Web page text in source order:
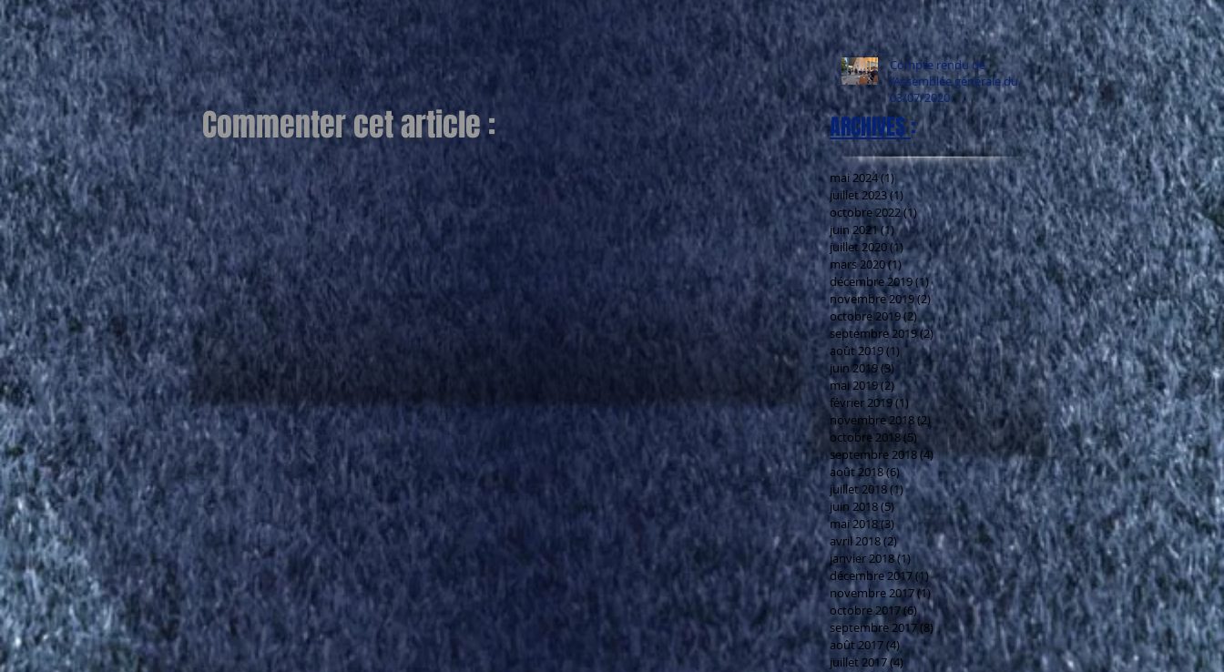
Commenter cet article :
Compte rendu de
l’Assemblée générale du
03/07/2020
mai 2024(1) 1 post
juillet 2023(1)1 post
octobre 2022(1)1 post
juin 2021(1)1 post
juillet 2020(1)1 post
mars 2020(1)1 post
décembre 2019(1)1 post
novembre 2019(2)2 posts
octobre 2019(2)2 posts
septembre 2019(2)2 posts
août 2019(1) 1 post
juin 2019(3) 3 posts
mai 2019(2)2 posts
février 2019(1)1 post
novembre 2018(2) 2 posts
octobre 2018(5)5 posts
septembre 2018(4)4 posts
août 2018(6)6 posts
juillet 2018(1)1 post
juin 2018(5)5 posts
mai 2018(3) 3 posts
avril 2018(2)2 posts
janvier 2018(1)1 post
décembre 2017(1)1 post
novembre 2017(1)1 post
octobre 2017(6)6 posts
septembre 2017(8)8 posts
août 2017(4)4 posts
juillet 2017(4)4 posts
ARCHIVES: